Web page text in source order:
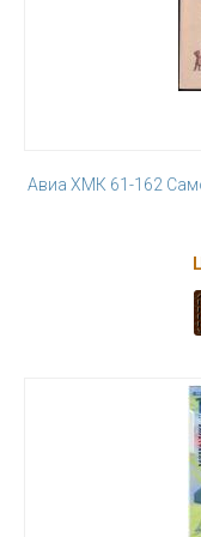
Авиа ХМК 61-162